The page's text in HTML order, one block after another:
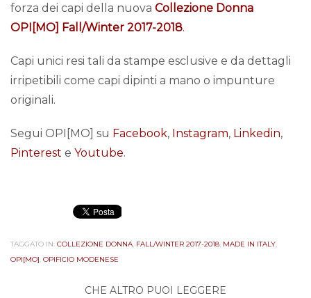
forza dei capi della nuova Collezione Donna
OPI[MO] Fall/Winter 2017-2018.
Capi unici resi tali da stampe esclusive e da dettagli
irripetibili come capi dipinti a mano o impunture
originali.
Segui OPI[MO] su Facebook, Instagram, Linkedin,
Pinterest e Youtube.
TAGGATO IN: COLLEZIONE DONNA, FALL/WINTER 2017-2018, MADE IN ITALY,
OPI[MO], OPIFICIO MODENESE
CHE ALTRO PUOI LEGGERE